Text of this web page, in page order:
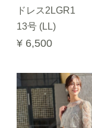
ドレス2LGR1
13号 (LL)
¥ 6,500